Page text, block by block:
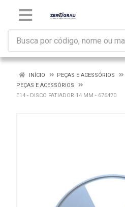
INÍCIO
PEÇAS E ACESSÓRIOS
PEÇAS E ACESSÓRIOS
E14 - DISCO FATIADOR 14 MM - 676470